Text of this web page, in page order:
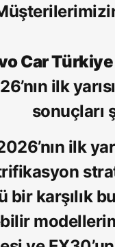
Car
ilk
sonuçları
ilk
bir karşılık